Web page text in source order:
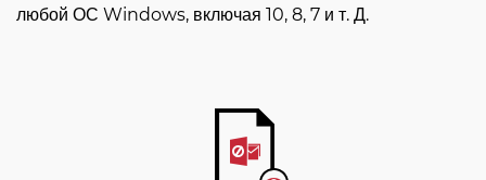
любой ОС Windows, включая 10, 8, 7 и т. Д.